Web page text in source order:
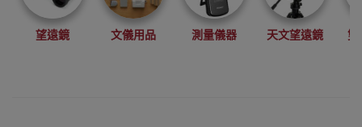
望遠鏡 文儀用品 測量儀器 天文望遠鏡 雙